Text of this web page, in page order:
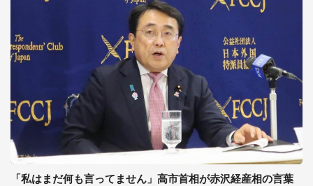
「私はまだ何も言ってません」高市首相が赤沢経産相の言葉